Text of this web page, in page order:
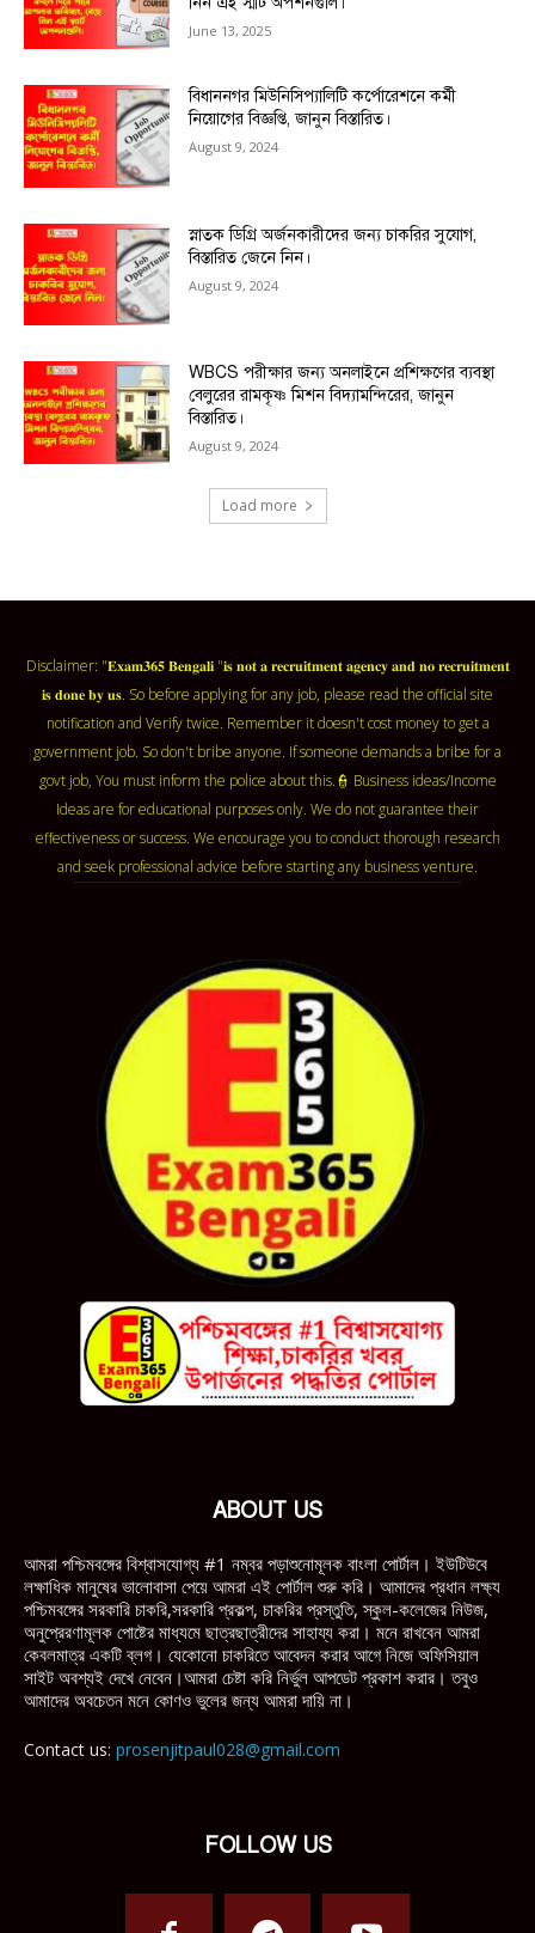
June 13, 2025
বিধাননগর মিউনিসিপ্যালিটি কর্পোরেশনে কর্মী
নিয়োগের বিজ্ঞপ্তি, জানুন বিস্তারিত।
August 9, 2024
স্নাতক ডিগ্রি অর্জনকারীদের জন্য চাকরির সুযোগ,
বিস্তারিত জেনে নিন।
August 9, 2024
WBCS পরীক্ষার জন্য অনলাইনে প্রশিক্ষণের ব্যবস্থা
বেলুরের রামকৃষ্ণ মিশন বিদ্যামন্দিরের, জানুন
বিস্তারিত।
August 9, 2024
Load more
Disclaimer: "𝐄𝐱𝐚𝐦𝟑𝟔𝟓 𝐁𝐞𝐧𝐠𝐚𝐥𝐢 "𝐢𝐬 𝐧𝐨𝐭 𝐚 𝐫𝐞𝐜𝐫𝐮𝐢𝐭𝐦𝐞𝐧𝐭 𝐚𝐠𝐞𝐧𝐜𝐲 𝐚𝐧𝐝 𝐧𝐨 𝐫𝐞𝐜𝐫𝐮𝐢𝐭𝐦𝐞𝐧𝐭
𝐢𝐬 𝐝𝐨𝐧𝐞 𝐛𝐲 𝐮𝐬. So before applying for any job, please read the official site
notification and Verify twice. Remember it doesn't cost money to get a
government job. So don't bribe anyone. If someone demands a bribe for a
govt job, You must inform the police about this.👮 Business ideas/Income
Ideas are for educational purposes only. We do not guarantee their
effectiveness or success. We encourage you to conduct thorough research
and seek professional advice before starting any business venture.
ABOUT US
আমরা পশ্চিমবঙ্গের বিশ্বাসযোগ্য #1 নম্বর পড়াশুনোমূলক বাংলা পোর্টাল। ইউটিউবে
লক্ষাধিক মানুষের ভালোবাসা পেয়ে আমরা এই পোর্টাল শুরু করি। আমাদের প্রধান লক্ষ্য
পশ্চিমবঙ্গের সরকারি চাকরি,সরকারি প্রকল্প, চাকরির প্রস্তুতি, স্কুল-কলেজের নিউজ,
অনুপ্রেরণামূলক পোষ্টের মাধ্যমে ছাত্রছাত্রীদের সাহায্য করা। মনে রাখবেন আমরা
কেবলমাত্র একটি ব্লগ। যেকোনো চাকরিতে আবেদন করার আগে নিজে অফিসিয়াল
সাইট অবশ্যই দেখে নেবেন।আমরা চেষ্টা করি নির্ভুল আপডেট প্রকাশ করার। তবুও
আমাদের অবচেতন মনে কোণও ভুলের জন্য আমরা দায়ি না।
Contact us: prosenjitpaul028@gmail.com
FOLLOW US